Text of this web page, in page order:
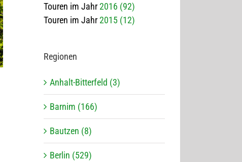
Touren im Jahr2016 (92)
Touren im Jahr2015 (12)
Regio­nen
Anhalt-Bitterfeld (3)
Barnim (166)
Bautzen (8)
Berlin (529)